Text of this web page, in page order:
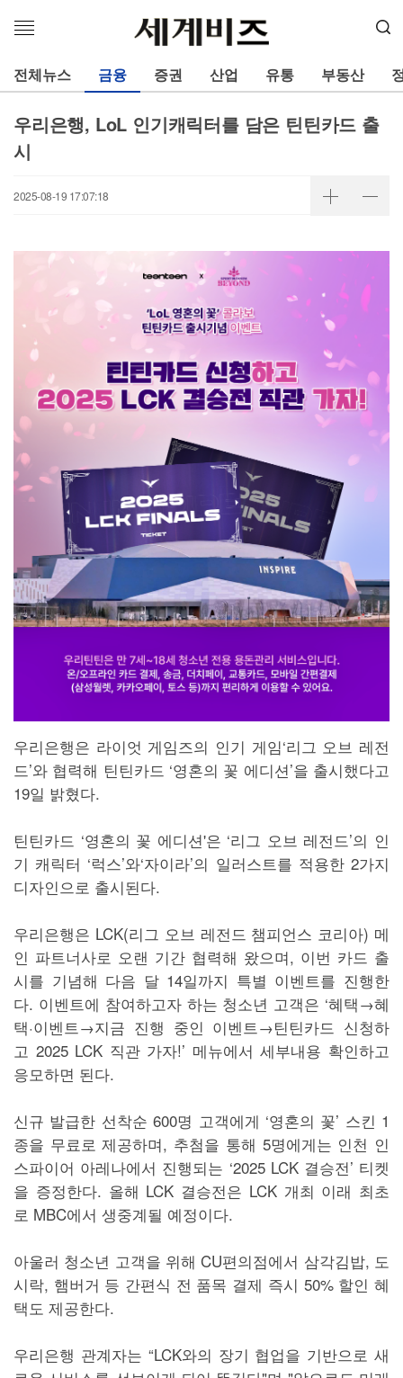
메
열
기
전체뉴스 금융 증권 산업 유통 부동산
우리은행, LoL 인기캐릭터를 담은 틴틴카드 출
시
2025-08-19 17:07:18
우리은행은 라이엇 게임즈의 인기 게임‘리그 오브 레전
드’와 협력해 틴틴카드 ‘영혼의 꽃 에디션’을 출시했다고
19일 밝혔다.
틴틴카드 ‘영혼의 꽃 에디션'은 ‘리그 오브 레전드’의 인
기 캐릭터 ‘럭스’와‘자이라’의 일러스트를 적용한 2가지
디자인으로 출시된다.
우리은행은 LCK(리그 오브 레전드 챔피언스 코리아) 메
인 파트너사로 오랜 기간 협력해 왔으며, 이번 카드 출
시를 기념해 다음 달 14일까지 특별 이벤트를 진행한
다. 이벤트에 참여하고자 하는 청소년 고객은 ‘혜택→혜
택·이벤트→지금 진행 중인 이벤트→틴틴카드 신청하
고 2025 LCK 직관 가자!’ 메뉴에서 세부내용 확인하고
응모하면 된다.
신규 발급한 선착순 600명 고객에게 ‘영혼의 꽃’ 스킨 1
종을 무료로 제공하며, 추첨을 통해 5명에게는 인천 인
스파이어 아레나에서 진행되는 ‘2025 LCK 결승전’ 티켓
을 증정한다. 올해 LCK 결승전은 LCK 개최 이래 최초
로 MBC에서 생중계될 예정이다.
아울러 청소년 고객을 위해 CU편의점에서 삼각김밥, 도
시락, 햄버거 등 간편식 전 품목 결제 즉시 50% 할인 혜
택도 제공한다.
우리은행 관계자는 “LCK와의 장기 협업을 기반으로 새